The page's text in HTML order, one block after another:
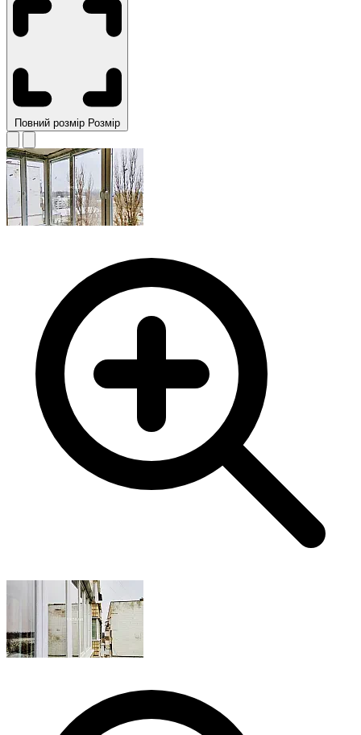
Повний розмір Розмір